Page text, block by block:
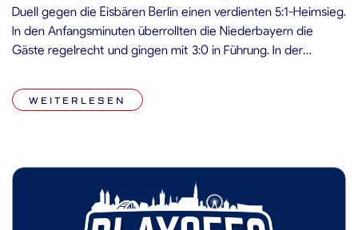
Duell gegen die Eisbären Berlin einen verdienten 5:1-Heimsieg.
In den Anfangsminuten überrollten die Niederbayern die
Gäste regelrecht und gingen mit 3:0 in Führung. In der
schließlich sogar auf 5:0 davon. Der späte Anschlusstreffer
von Liam Kirk war nur noch […]
WEITERLESEN